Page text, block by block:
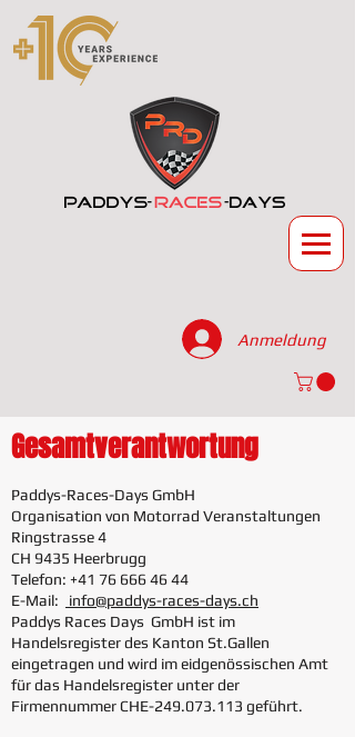
Anmeldung
Gesamtverantwortung
Paddys-Races-Days GmbH
Organisation von Motorrad Veranstaltungen
Ringstrasse 4
CH 9435 Heerbrugg
Telefon: +41 76 666 46 44
E-Mail:
info@paddys-races-days.ch
Paddys Races Days GmbH ist im
Handelsregister des Kanton St.Gallen
eingetragen und wird im eidgenössischen Amt
für das Handelsregister unter der
Firmennummer CHE-249.073.113 geführt.